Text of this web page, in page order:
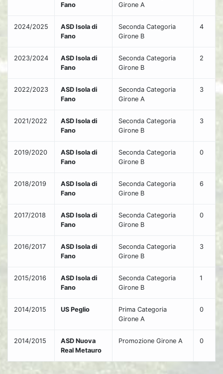
Fano
Girone A
2024/2025
ASD Isola di
Fano
Seconda Categoria
Girone B
4
2023/2024
ASD Isola di
Fano
Seconda Categoria
Girone B
2
2022/2023
ASD Isola di
Fano
Seconda Categoria
Girone A
3
2021/2022
ASD Isola di
Fano
Seconda Categoria
Girone B
3
2019/2020
ASD Isola di
Fano
Seconda Categoria
Girone B
0
2018/2019
ASD Isola di
Fano
Seconda Categoria
Girone B
6
2017/2018
ASD Isola di
Fano
Seconda Categoria
Girone B
0
2016/2017
ASD Isola di
Fano
Seconda Categoria
Girone B
3
2015/2016
ASD Isola di
Fano
Seconda Categoria
Girone B
1
2014/2015 US Peglio
Prima Categoria
Girone A
0
2014/2015
ASD Nuova
Real Metauro
Promozione Girone A 0